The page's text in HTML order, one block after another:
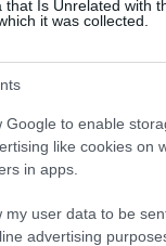
that Is Unrelated with
it was collected.
Google to enable
like cookies on
in apps.
my user data to be
advertising
cég a
szerint a
hogy a hosszú
milyen